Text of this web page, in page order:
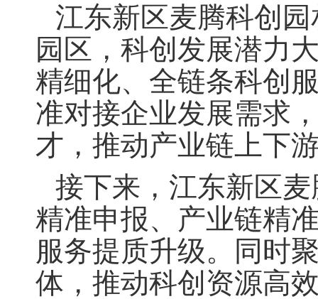
江东新区麦腾科创
园区，科创发展潜力
精细化、全链条科创
准对接企业发展需求
才，推动产业链上下
接下来，江东新区
精准申报、产业链精
服务提质升级。同时
体，推动科创资源高